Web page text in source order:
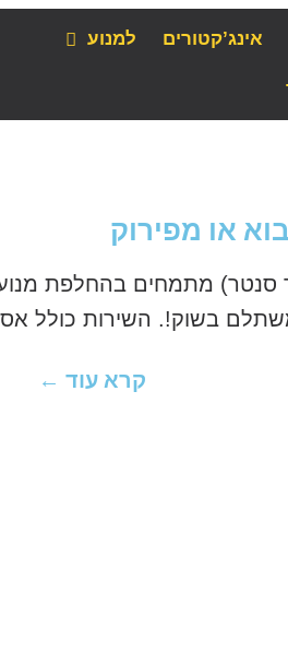
אינג’קטורים למנוע
סנטר) מתמחים בהחלפת
קרא עוד ←